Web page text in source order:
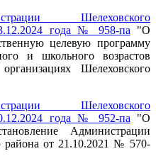
Шелеховского
года № 958-па "О
целевую программу
и школьного возрастов
Шелеховского
Шелеховского
года № 952-па "О
Администрации
района от 21.10.2021 № 570-